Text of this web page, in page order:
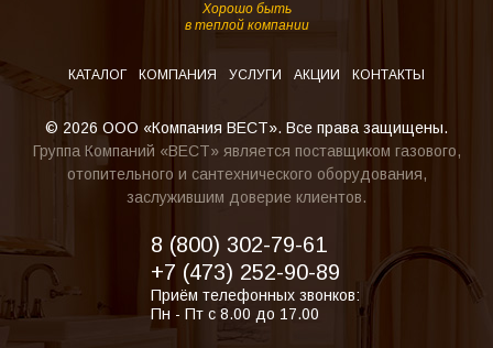
Хорошо быть
в теплой компании
КАТАЛОГ КОМПАНИЯ УСЛУГИ АКЦИИ КОНТАКТЫ
© 2026 ООО «Компания ВЕСТ». Все права защищены.
Группа Компаний «ВЕСТ» является поставщиком газового,
отопительного и сантехнического оборудования,
заслужившим доверие клиентов.
8 (800) 302-79-61
+7 (473) 252-90-89
Приём телефонных звонков:
Пн - Пт с 8.00 до 17.00